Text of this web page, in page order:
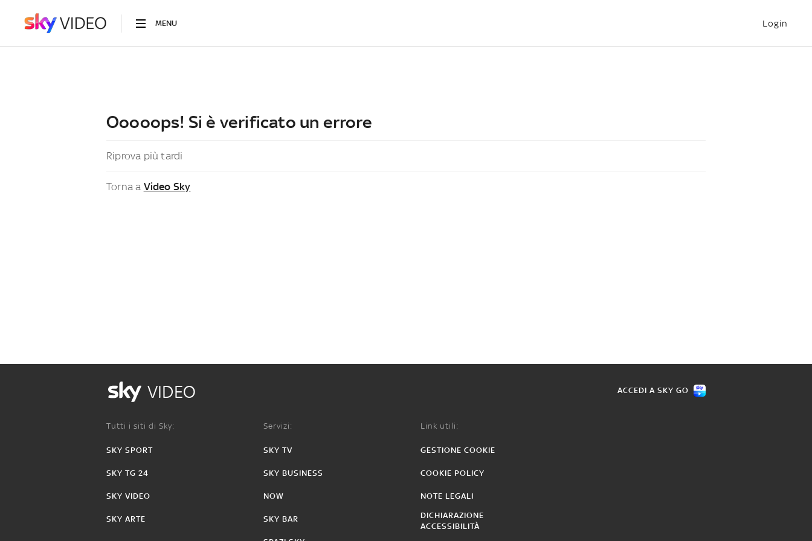
MENU Login
Ooooops! Si è verificato un errore
Riprova più tardi
Torna a Video Sky
VIDEO ACCEDI A SKY GO
Tutti i siti di Sky:
SKY SPORT
SKY TG 24
SKY VIDEO
SKY ARTE
Servizi:
SKY TV
SKY BUSINESS
NOW
SKY BAR
Link utili:
GESTIONE COOKIE
COOKIE POLICY
NOTE LEGALI
DICHIARAZIONE
ACCESSIBILITÀ